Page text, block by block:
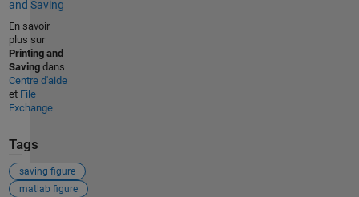
and Saving
En savoir
plus sur
Printing and
Savingdans
Centre d'aide
et File
Exchange
Tags
saving figure
matlab figure